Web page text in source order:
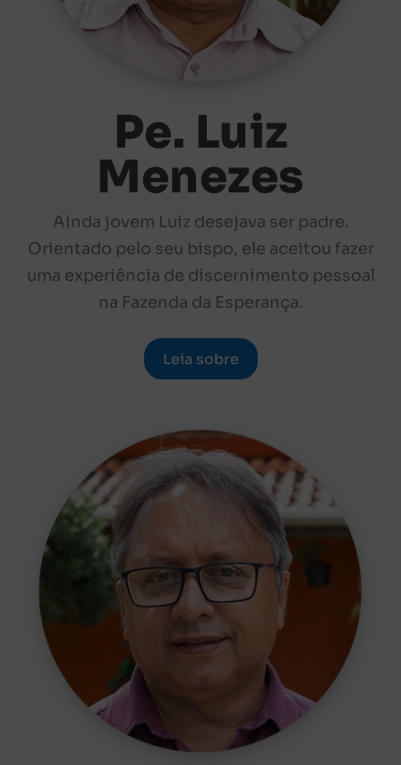
Pe. Luiz
Menezes
Ainda jovem Luiz desejava ser padre.
Orientado pelo seu bispo, ele aceitou fazer
uma experiência de discernimento pessoal
na Fazenda da Esperança.
Leia sobre